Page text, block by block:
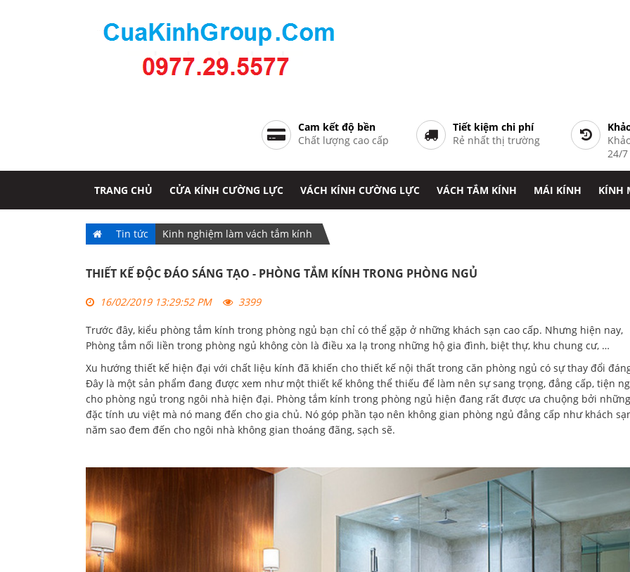
Cam kết độ bền
Chất lượng cao cấp
Tiết kiệm chi phí
Rẻ nhất thị trường
24/7
TRANG CHỦ CỬA KÍNH CƯỜNG LỰC VÁCH KÍNH CƯỜNG LỰC VÁCH TẮM KÍNH MÁI KÍNH KÍNH
Tin tức Kinh nghiệm làm vách tắm kính
THIẾT KẾ ĐỘC ĐÁO SÁNG TẠO - PHÒNG TẮM KÍNH TRONG PHÒNG NGỦ
16/02/2019 13:29:52 PM 3399
Trước đây, kiểu phòng tắm kính trong phòng ngủ bạn chỉ có thể gặp ở những khách sạn cao cấp. Nhưng hiện nay,
Phòng tắm nối liền trong phòng ngủ không còn là điều xa lạ trong những hộ gia đình, biệt thự, khu chung cư, …
Xu hướng thiết kế hiện đại với chất liệu kính đã khiến cho thiết kế nội thất trong căn phòng ngủ có sự thay đổi
Đây là một sản phẩm đang được xem như một thiết kế không thể thiếu để làm nên sự sang trọng, đẳng cấp, tiện
cho phòng ngủ trong ngôi nhà hiện đại. Phòng tắm kính trong phòng ngủ hiện đang rất được ưa chuộng bởi những
đặc tính ưu việt mà nó mang đến cho gia chủ. Nó góp phần tạo nên không gian phòng ngủ đẳng cấp như khách
năm sao đem đến cho ngôi nhà không gian thoáng đãng, sạch sẽ.